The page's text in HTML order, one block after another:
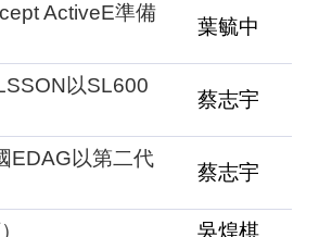
ActiveE準備
葉毓中
以SL600
蔡志宇
EDAG以第二代
蔡志宇
吳煌棋